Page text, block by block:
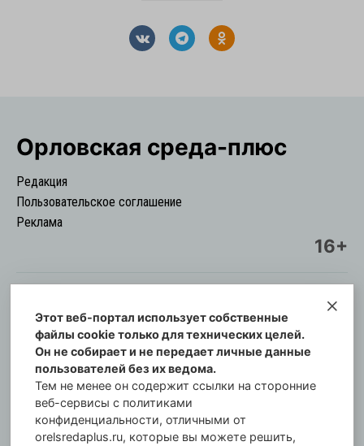
Орловская cреда-плюс
Редакция
Пользовательское соглашение
Реклама
16+
© Информационный городской портал
Орловская cреда-плюс, 2021-2026
Свидетельство о регистрации СМИ: ПИ №57-
00254 от 29 октября 2013 г.
Газета зарегистрирована Управлением
Федеральной службы по надзору в сфере связи,
информационных технологий и массовых
Этот веб-портал использует собственные
файлы cookie только для технических целей.
Он не собирает и не передает личные данные
пользователей без их ведома.
Тем не менее он содержит ссылки на сторонние
веб-сервисы с политиками
конфиденциальности, отличными от
orelsredaplus.ru, которые вы можете решить,